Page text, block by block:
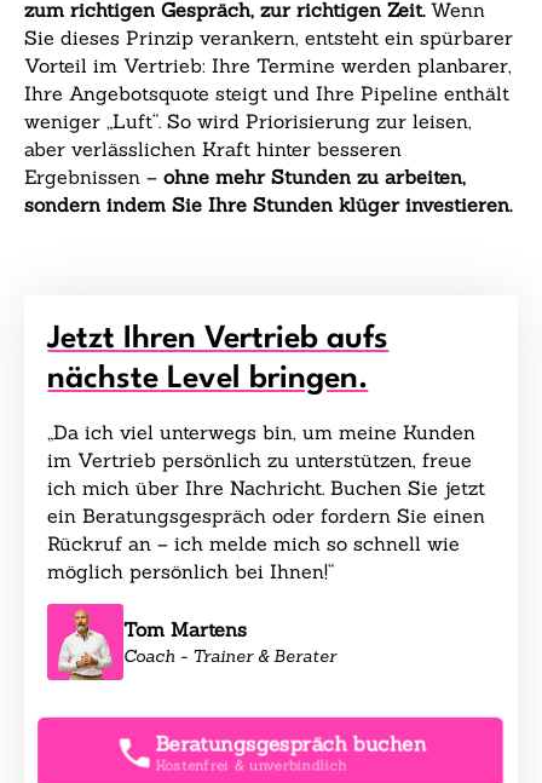
zum richtigen Gespräch, zur richtigen Zeit.Wenn
Sie dieses Prinzip verankern, entsteht ein spürbarer
Vorteil im Vertrieb: Ihre Termine werden planbarer,
Ihre Angebotsquote steigt und Ihre Pipeline enthält
weniger „Luft“. So wird Priorisierung zur leisen,
aber verlässlichen Kraft hinter besseren
Ergebnissen – ohne mehr Stunden zu arbeiten,
sondern indem Sie Ihre Stunden klüger investieren.
Jetzt Ihren Vertrieb aufs
nächste Level bringen.
„Da ich viel unterwegs bin, um meine Kunden
im Vertrieb persönlich zu unterstützen, freue
ich mich über Ihre Nachricht. Buchen Sie jetzt
ein Beratungsgespräch oder fordern Sie einen
Rückruf an – ich melde mich so schnell wie
möglich persönlich bei Ihnen!“
Tom Martens
Coach - Trainer & Berater
Beratungsgespräch buchen
Kostenfrei & unverbindlich